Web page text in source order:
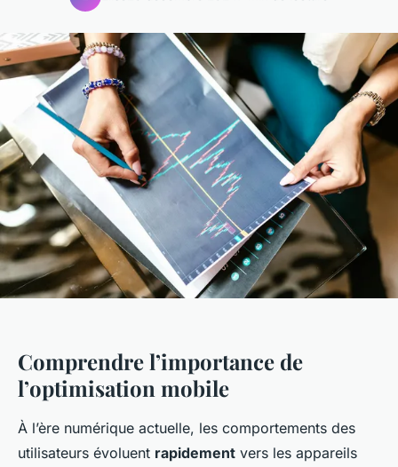
Comprendre l’importance de
l’optimisation mobile
À l’ère numérique actuelle, les comportements des
utilisateurs évoluent rapidement vers les appareils